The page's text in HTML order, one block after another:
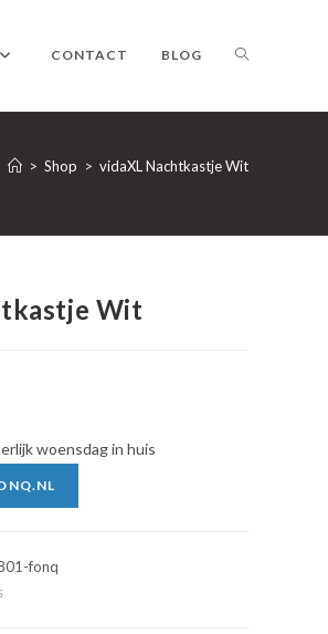
CONTACT BLOG TOGGLE
WEBSITE
> Shop > vidaXL Nachtkastje Wit
Wit
woensdag in huis
fonq